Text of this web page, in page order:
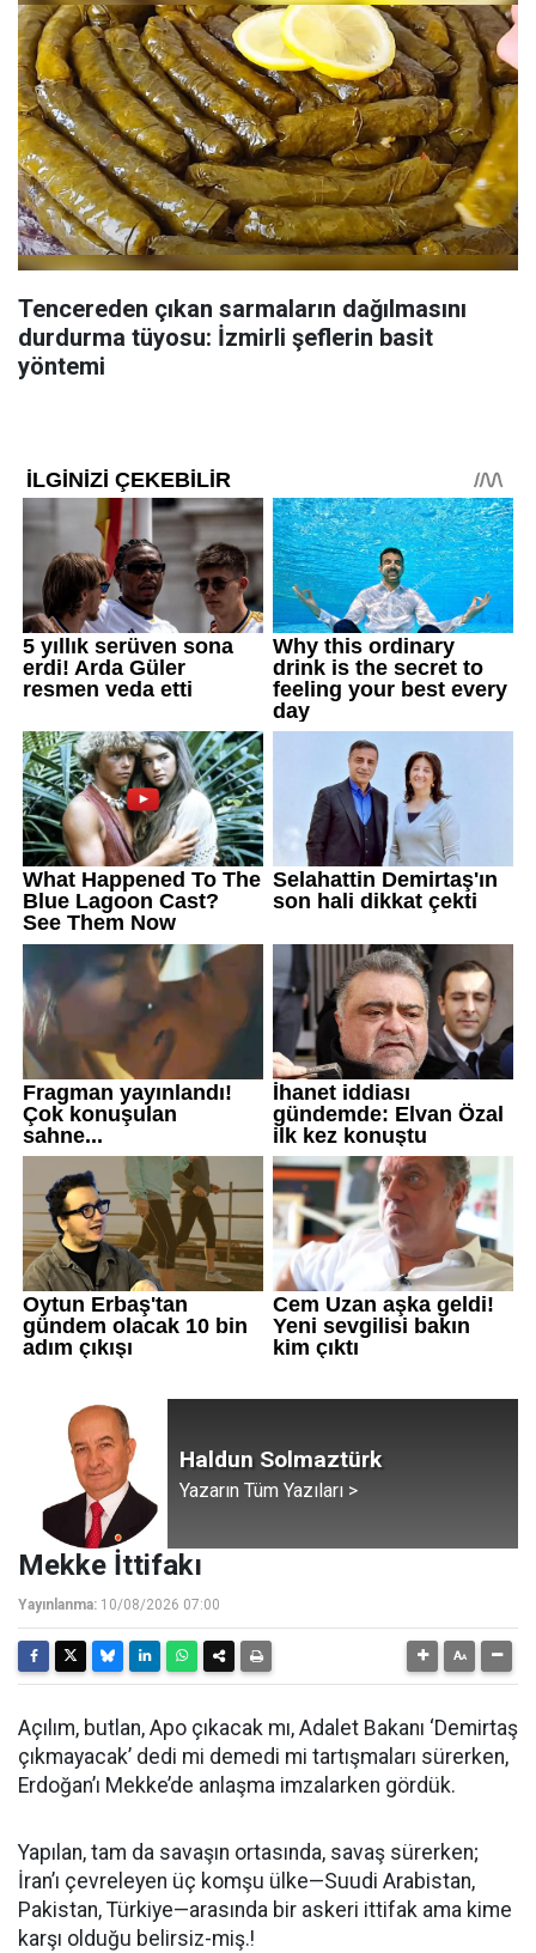
Tencereden çıkan sarmaların dağılmasını
durdurma tüyosu: İzmirli şeflerin basit
yöntemi
Haldun Solmaztürk
Yazarın Tüm Yazıları >
Mekke İttifakı
Yayınlanma: 10/08/2026 07:00
Açılım, butlan, Apo çıkacak mı, Adalet Bakanı ‘Demirtaş
çıkmayacak’ dedi mi demedi mi tartışmaları sürerken,
Erdoğan’ı Mekke’de anlaşma imzalarken gördük.
Yapılan, tam da savaşın ortasında, savaş sürerken;
İran’ı çevreleyen üç komşu ülke—Suudi Arabistan,
Pakistan, Türkiye—arasında bir askeri ittifak ama kime
karşı olduğu belirsiz-miş.!